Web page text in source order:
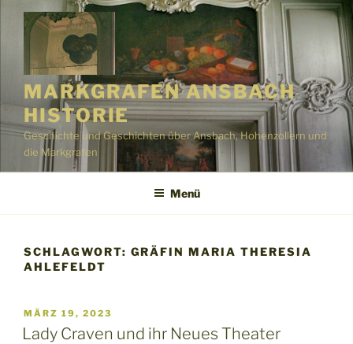
Zum
Inhalt
springen
MARKGRAFEN ANSBACH
HISTORIE
Geschichte und Geschichten über Ansbach, Hohenzollern und
die Markgrafen
Menü
SCHLAGWORT: GRÄFIN MARIA THERESIA
AHLEFELDT
VERÖFFENTLICHT
AM
MÄRZ 19, 2023
Lady Craven und ihr Neues Theater